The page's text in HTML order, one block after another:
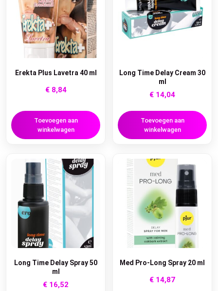
Erekta Plus Lavetra 40 ml
€8,84
Toevoegen aan
winkelwagen
Long Time Delay Cream 30
ml
€ 14,04
Toevoegen aan
winkelwagen
Long Time Delay Spray 50
ml
€ 16,52
Med Pro-Long Spray 20 ml
€ 14,87